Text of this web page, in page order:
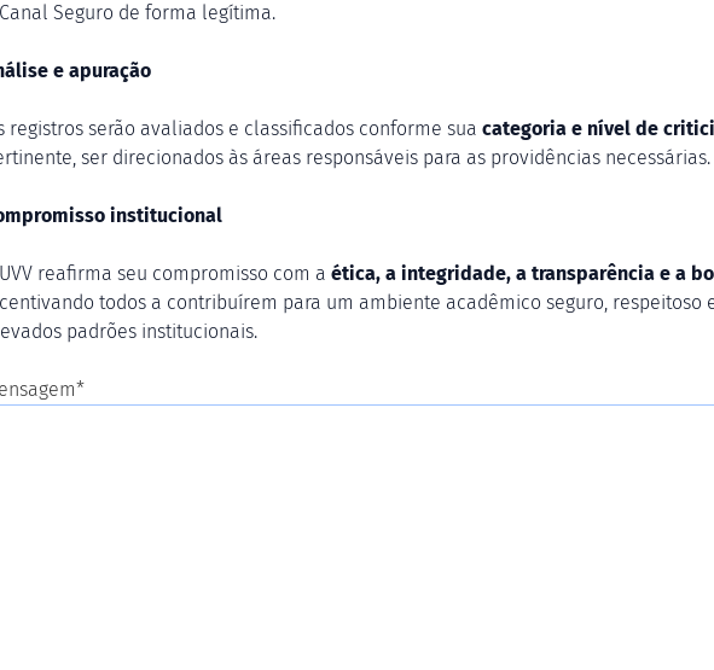
Seguro de forma legítima.
e apuração
registros serão avaliados e classificados conforme sua categoria e nível de
ser direcionados às áreas responsáveis para as providências necessárias.
institucional
reafirma seu compromisso com a ética, a integridade, a transparência e a
todos a contribuírem para um ambiente acadêmico seguro, respeitoso
padrões institucionais.